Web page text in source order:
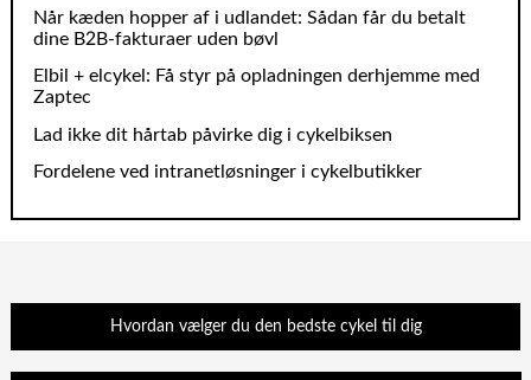
Når kæden hopper af i udlandet: Sådan får du betalt
dine B2B‑fakturaer uden bøvl
Elbil + elcykel: Få styr på opladningen derhjemme med
Zaptec
Lad ikke dit hårtab påvirke dig i cykelbiksen
Fordelene ved intranetløsninger i cykelbutikker
Hvordan vælger du den bedste cykel til dig